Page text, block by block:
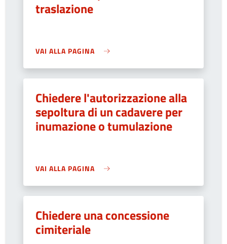
traslazione
VAI ALLA PAGINA
Chiedere l'autorizzazione alla
sepoltura di un cadavere per
inumazione o tumulazione
VAI ALLA PAGINA
Chiedere una concessione
cimiteriale